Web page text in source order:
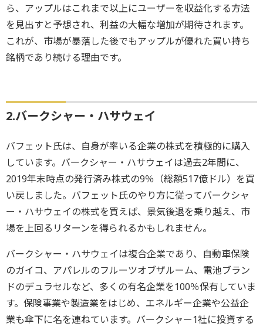
ら、アップルはこれまで以上にユーザーを収益化する方法
を見出すと予想され、利益の大幅な増加が期待されます。
これが、市場が暴落した後でもアップルが優れた買い持ち
銘柄であり続ける理由です。
2.バークシャー・ハサウェイ
バフェット氏は、自身が率いる企業の株式を積極的に購入
しています。バークシャー・ハサウェイは過去2年間に、
2019年末時点の発行済み株式の9％（総額517億ドル）を買
い戻しました。バフェット氏のやり方に従ってバークシャ
ー・ハサウェイの株式を買えば、景気後退を乗り越え、市
場を上回るリターンを得られるかもしれません。
バークシャー・ハサウェイは複合企業であり、自動車保険
のガイコ、アパレルのフルーツオブザルーム、電池ブラン
ドのデュラセルなど、多くの有名企業を100％保有していま
す。保険事業や製造業をはじめ、エネルギー企業や公益企
業も傘下に名を連ねています。バークシャー1社に投資する